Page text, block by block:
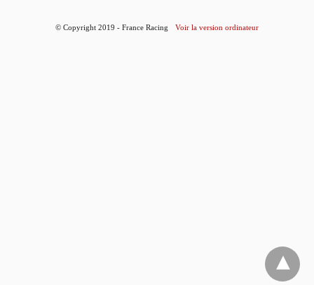
© Copyright 2019 - France Racing Voir la version ordinateur